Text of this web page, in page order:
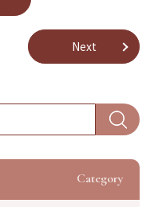
Next
Category